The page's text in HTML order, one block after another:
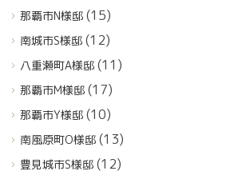
那覇市N様邸 (15)
南城市S様邸 (12)
八重瀬町A様邸 (11)
那覇市M様邸 (17)
那覇市Y様邸 (10)
南風原町O様邸 (13)
豊見城市S様邸 (12)